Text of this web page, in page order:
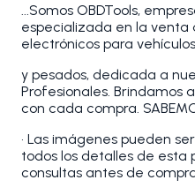
...Somos OBDTools,
especializada en la venta
electrónicos para
y pesados, dedicada a
Profesionales. Brindamos
con cada compra.
• Las imágenes pueden
todos los detalles de esta
consultas antes de